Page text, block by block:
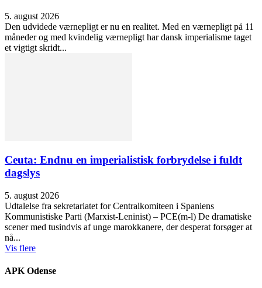
5. august 2026
Den udvidede værnepligt er nu en realitet. Med en værnepligt på 11
måneder og med kvindelig værnepligt har dansk imperialisme taget
et vigtigt skridt...
Ceuta: Endnu en imperialistisk forbrydelse i fuldt
dagslys
5. august 2026
Udtalelse fra sekretariatet for Centralkomiteen i Spaniens
Kommunistiske Parti (Marxist-Leninist) – PCE(m-l) De dramatiske
scener med tusindvis af unge marokkanere, der desperat forsøger at
nå...
Vis flere
APK Odense